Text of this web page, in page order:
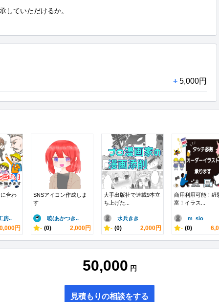
していただけるか。
+ 5,000円
合わ
房..
円
SNSアイコン作成しま
す
暁(あかつき..
- (0) 2,000円
大手出版社で連載9本立
ち上げた...
水兵きき
- (0) 2,000円
商用利用可能！経
富！イラス...
m_sio
- (0)
50,000 円
見積もりの相談をする